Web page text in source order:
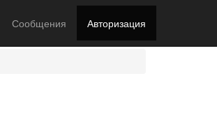
Сообщения Авторизация